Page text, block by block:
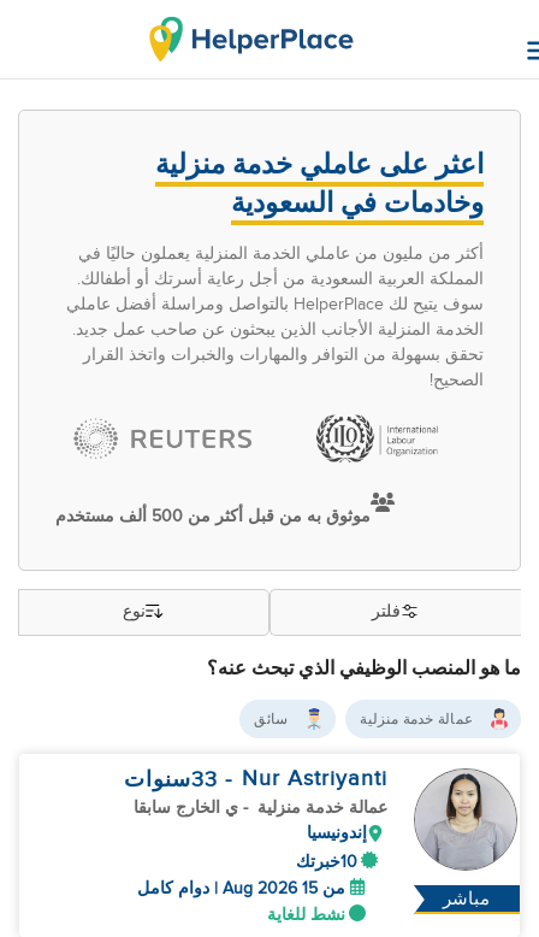
اعثر على عاملي خدمة منزلية
وخادمات في السعودية
أكثر من مليون من عاملي الخدمة المنزلية يعملون حاليًا في
المملكة العربية السعودية من أجل رعاية أسرتك أو أطفالك.
سوف يتيح لك HelperPlace بالتواصل ومراسلة أفضل عاملي
الخدمة المنزلية الأجانب الذين يبحثون عن صاحب عمل جديد.
تحقق بسهولة من التوافر والمهارات والخبرات واتخذ القرار
الصحيح!
موثوق به من قبل أكثر من 500 ألف مستخدم
ما هو المنصب الوظيفي الذي تبحث عنه؟
فلتر نوع
عمالة خدمة منزلية سائق
مباشر
Nur Astriyanti
- 33 سنوات
عمالة خدمة منزلية - ي الخارج سابقا
إندونيسيا
10خبرتك
من 15 Aug 2026 | دوام كامل
نشط للغاية